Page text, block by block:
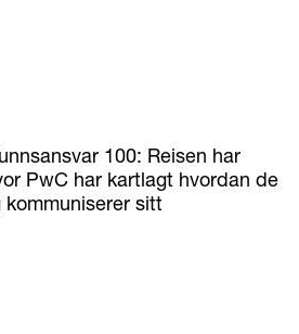
100: Reisen har
PwC har kartlagt hvordan de
sitt